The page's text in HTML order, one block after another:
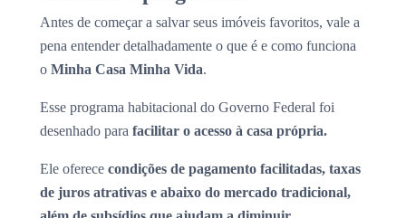
Antes de começar a salvar seus imóveis favoritos, vale a
pena entender detalhadamente o que é e como funciona
o Minha Casa Minha Vida.
Esse programa habitacional do Governo Federal foi
desenhado para facilitar o acesso à casa própria.
Ele oferece condições de pagamento facilitadas, taxas
de juros atrativas e abaixo do mercado tradicional,